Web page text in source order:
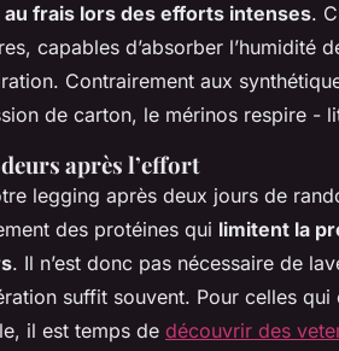
au frais lors des efforts intenses.
capables d’absorber l’humidité
Contrairement aux
de carton, le mérinos respire -
après l’effort
legging après deux jours de
des protéines qui limitent la
. Il n’est donc pas nécessaire de
suffit souvent. Pour celles qui
il est temps de découvrir des